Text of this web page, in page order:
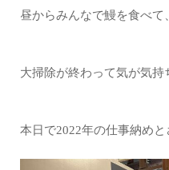
昼からみんなで鰻を食べて
大掃除が終わって気が気持
本日で2022年の仕事納めと